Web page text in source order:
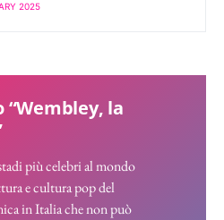
2025
la
più celebri al mondo
e cultura pop del
in Italia che non può